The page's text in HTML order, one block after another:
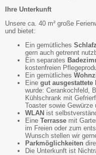
Ihre Unterkunft
Unsere ca. 40 m² große
und bietet:
Ein gemütliches
gern auch getrennt
Ein separates
kostenfreien
Ein gemütliches
Eine gut ausgestattete
wurde: Cerankochfeld,
Kühlschrank mit
Toaster sowie Gewürze
WLAN ist
Eine Terrasse mit
im Freien oder zum
Wunsch stellen wir
Parkmöglichkeiten
Die Unterkunft ist